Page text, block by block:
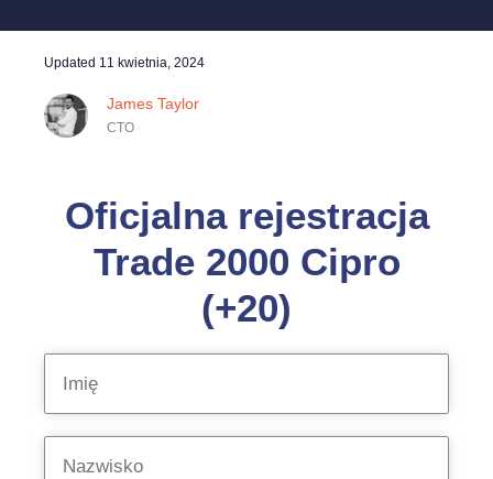
Updated 11 kwietnia, 2024
James Taylor
CTO
Oficjalna rejestracja
Trade 2000 Cipro
(+20)